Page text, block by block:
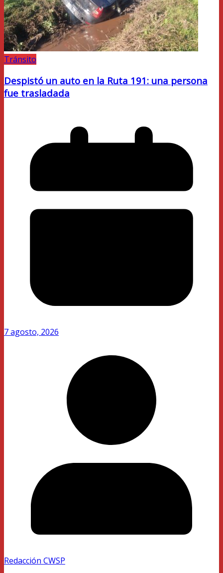
Tránsito
Despistó un auto en la Ruta 191: una persona
fue trasladada
7 agosto, 2026
Redacción CWSP